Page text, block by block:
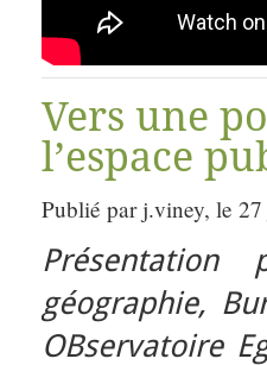
Vers une
l’espace
Publié par j.viney, le
Présentation
géographie,
OBservatoire